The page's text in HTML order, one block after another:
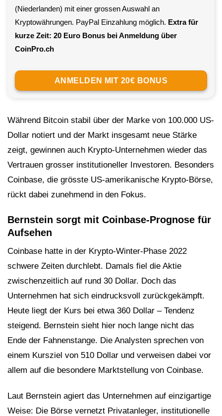
(Niederlanden) mit einer grossen Auswahl an
Kryptowährungen. PayPal Einzahlung möglich. Extra für
kurze Zeit: 20 Euro Bonus bei Anmeldung über
CoinPro.ch
ANMELDEN MIT 20€ BONUS
Während Bitcoin stabil über der Marke von 100.000 US-
Dollar notiert und der Markt insgesamt neue Stärke
zeigt, gewinnen auch Krypto-Unternehmen wieder das
Vertrauen grosser institutioneller Investoren. Besonders
Coinbase, die grösste US-amerikanische Krypto-Börse,
rückt dabei zunehmend in den Fokus.
Bernstein sorgt mit Coinbase-Prognose für
Aufsehen
Coinbase hatte in der Krypto-Winter-Phase 2022
schwere Zeiten durchlebt. Damals fiel die Aktie
zwischenzeitlich auf rund 30 Dollar. Doch das
Unternehmen hat sich eindrucksvoll zurückgekämpft.
Heute liegt der Kurs bei etwa 360 Dollar – Tendenz
steigend. Bernstein sieht hier noch lange nicht das
Ende der Fahnenstange. Die Analysten sprechen von
einem Kursziel von 510 Dollar und verweisen dabei vor
allem auf die besondere Marktstellung von Coinbase.
Laut Bernstein agiert das Unternehmen auf einzigartige
Weise: Die Börse vernetzt Privatanleger, institutionelle